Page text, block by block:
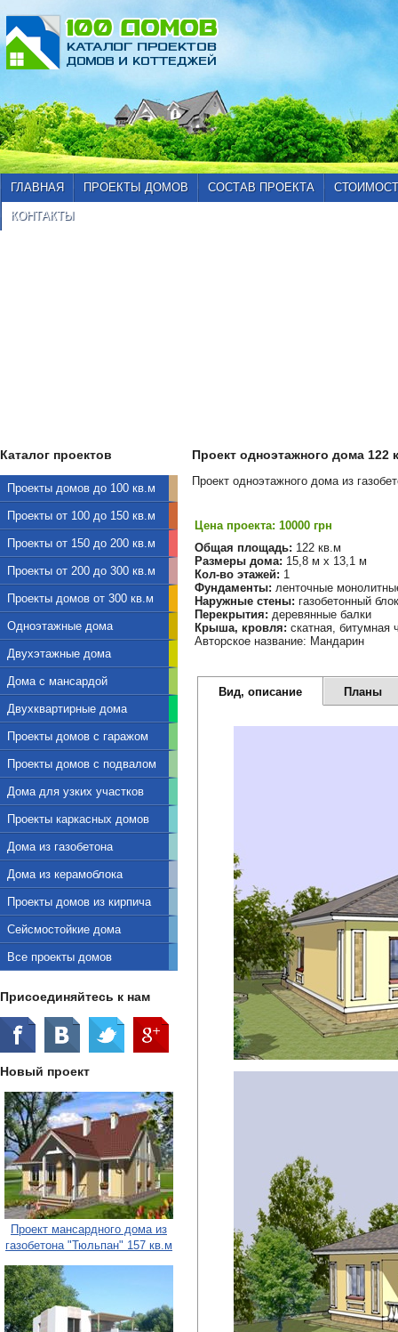
ГЛАВНАЯ ПРОЕКТЫ ДОМОВ СОСТАВ ПРОЕКТА
КОНТАКТЫ
Каталог проектов
Проекты домов до 100 кв.м
Проекты от 100 до 150 кв.м
Проекты от 150 до 200 кв.м
Проекты от 200 до 300 кв.м
Проекты домов от 300 кв.м
Одноэтажные дома
Двухэтажные дома
Дома с мансардой
Двухквартирные дома
Проекты домов с гаражом
Проекты домов с подвалом
Дома для узких участков
Проекты каркасных домов
Дома из газобетона
Дома из керамоблока
Проекты домов из кирпича
Сейсмостойкие дома
Все проекты домов
Присоединяйтесь к нам
Новый проект
Проект мансардного дома из
газобетона "Тюльпан" 157 кв.м
Проект одноэтажного дома 122
Проект одноэтажного дома из
Цена проекта: 10000 грн
Общая площадь: 122 кв.м
Размеры дома: 15,8 м х 13,1 м
Кол-во этажей: 1
Фундаменты: ленточные
Наружные стены: газобетонный блок
Перекрытия: деревянные балки
Крыша, кровля: скатная, битумная
Авторское название: Мандарин
Вид, описание Планы